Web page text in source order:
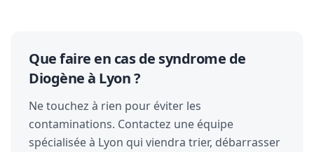
Que faire en cas de syndrome de
Diogène à Lyon ?
Ne touchez à rien pour éviter les
contaminations. Contactez une équipe
spécialisée à Lyon qui viendra trier, débarrasser